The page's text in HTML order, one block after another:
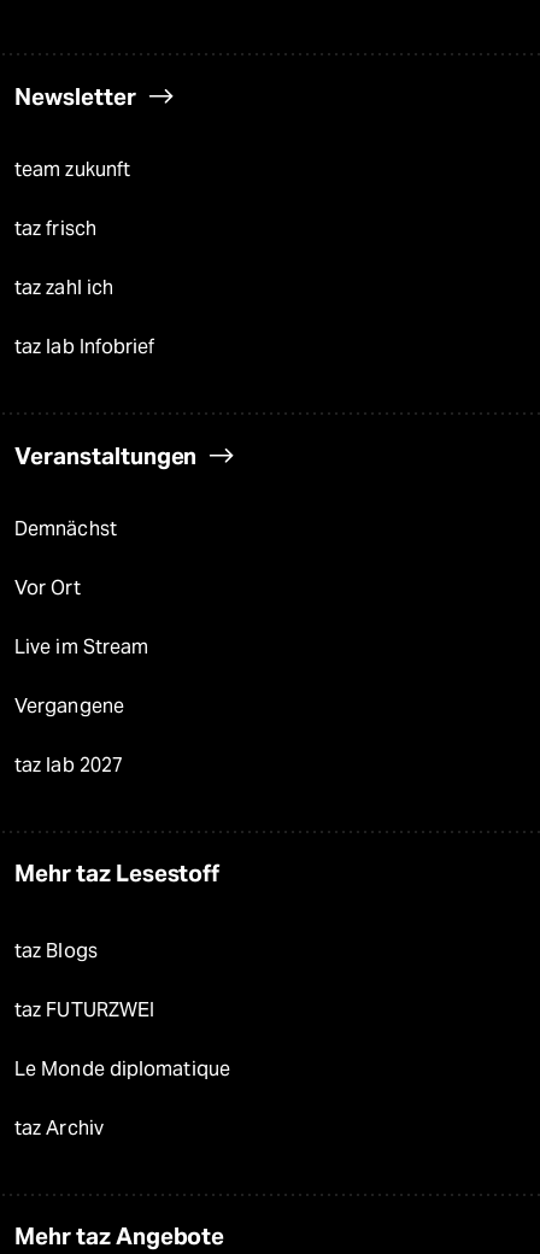
Newsletter
team zukunft
taz frisch
taz zahl ich
taz lab Infobrief
Veranstaltungen
Demnächst
Vor Ort
Live im Stream
Vergangene
taz lab 2027
Mehr taz Lesestoff
taz Blogs
taz FUTURZWEI
Le Monde diplomatique
taz Archiv
Mehr taz Angebote